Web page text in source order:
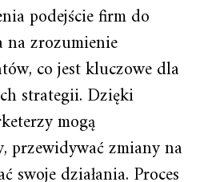
podejście firm do
na zrozumienie
co jest kluczowe dla
strategii. Dzięki
mogą
przewidywać zmiany na
swoje działania. Proces